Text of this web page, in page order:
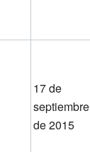
17 de
septiembre
de 2015